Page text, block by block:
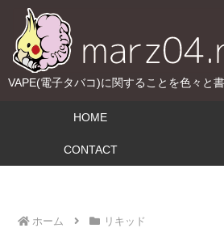
VAPE(電子タバコ)に関することを色々と
HOME
CONTACT
ホーム リキッド